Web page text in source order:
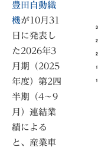
豊田自動織
機が10月31
日に発表し
た2026年3
月期（2025
年度）第2四
半期（4〜9
月）連結業
績による
と、産業車